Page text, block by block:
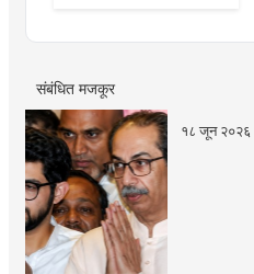
संबंधित मजकूर
१८ जून २०२६